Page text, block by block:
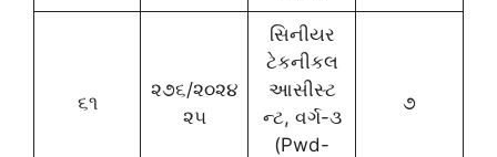
૬૧
૨૭૬/૨૦૨૪
૨૫
સિનીયર
ટેકનીકલ
આસીસ્ટ
ન્ટ, વર્ગ-૩
(Pwd-
૭